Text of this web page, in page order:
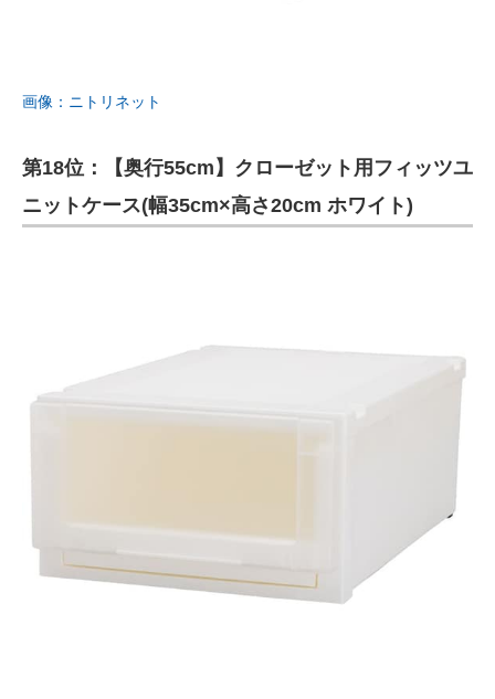
画像：ニトリネット
第18位：【奥行55cm】クローゼット用フィッツユ
ニットケース(幅35cm×高さ20cm ホワイト)